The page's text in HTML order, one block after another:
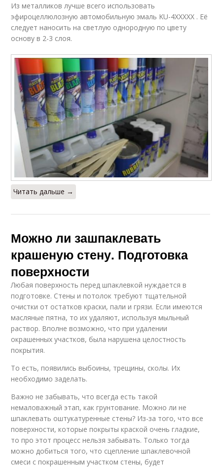
Из металликов лучше всего использовать
эфироцеллюлозную автомобильную эмаль KU-4XXXXX . Её
следует наносить на светлую однородную по цвету
основу в 2-3 слоя.
Читать дальше →
Можно ли зашпаклевать
крашеную стену. Подготовка
поверхности
Любая поверхность перед шпаклевкой нуждается в
подготовке. Стены и потолок требуют тщательной
очистки от остатков краски, пали и грязи. Если имеются
масляные пятна, то их удаляют, используя мыльный
раствор. Вполне возможно, что при удалении
окрашенных участков, была нарушена целостность
покрытия.
То есть, появились выбоины, трещины, сколы. Их
необходимо заделать.
Важно не забывать, что всегда есть такой
немаловажный этап, как грунтование. Можно ли не
шпаклевать оштукатуренные стены? Из-за того, что все
поверхности, которые покрыты краской очень гладкие,
то про этот процесс нельзя забывать. Только тогда
можно добиться того, что сцепление шпаклевочной
смеси с покрашенным участком стены, будет